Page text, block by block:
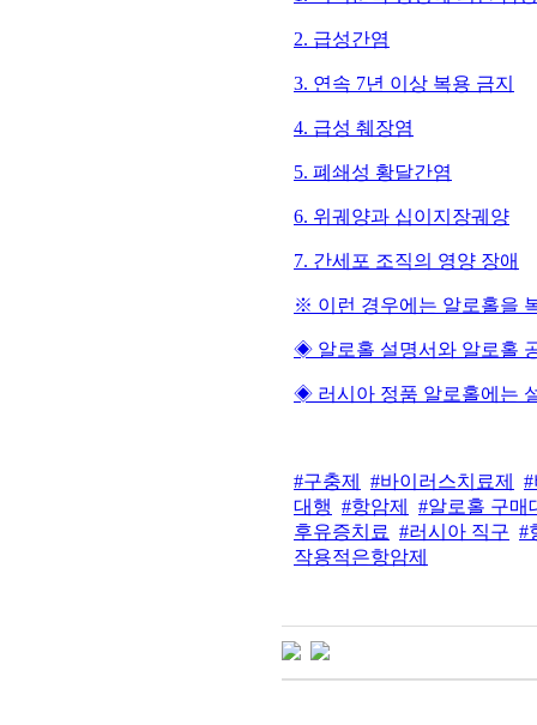
2. 급성간염
3. 연속 7년 이상 복용 금지
4. 급성 췌장염
5. 폐쇄성 황달간염
6. 위궤양과 십이지장궤양
7. 간세포 조직의 영양 장애
※ 이런 경우에는 알로홀을
◈ 알로홀 설명서와 알로홀
◈ 러시아 정품 알로홀에는
#구충제 #바이러스치료제
대행 #항암제
#알로홀 구매
후유증치료 #러시아 직구 #
작용적은항암제